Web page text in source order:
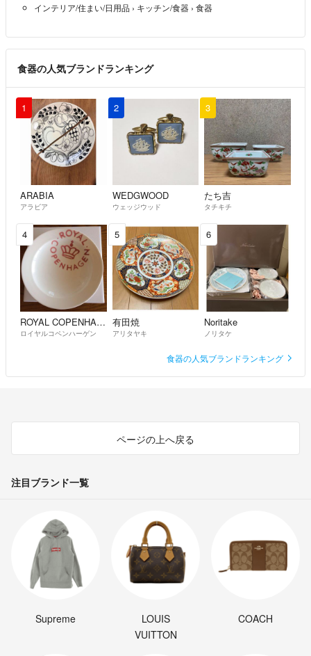
インテリア/住まい/日用品 › キッチン/食器 › 食器
食器の人気ブランドランキング
1
ARABIA
アラビア
2
WEDGWOOD
ウェッジウッド
3
たち吉
タチキチ
4
ROYAL COPENHAGEN
ロイヤルコペンハーゲン
5
有田焼
アリタヤキ
6
Noritake
ノリタケ
食器の人気ブランドランキング
ページの上へ戻る
注目ブランド一覧
Supreme
LOUIS
VUITTON
COACH